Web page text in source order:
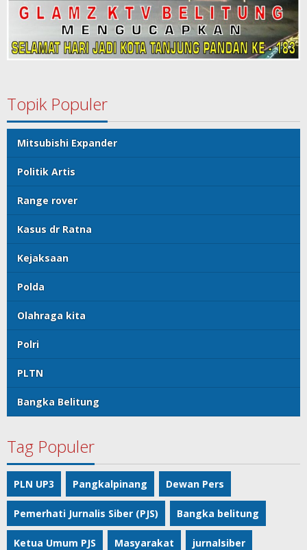
Topik Populer
Mitsubishi Expander
Politik Artis
Range rover
Kasus dr Ratna
Kejaksaan
Polda
Olahraga kita
Polri
PLTN
Bangka Belitung
Tag Populer
PLN UP3 Pangkalpinang Dewan Pers
Pemerhati Jurnalis Siber (PJS) Bangka belitung
Ketua Umum PJS Masyarakat jurnalsiber